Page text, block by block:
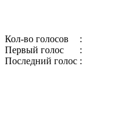
Кол-во голосов
:
Первый голос
:
Последний голос :